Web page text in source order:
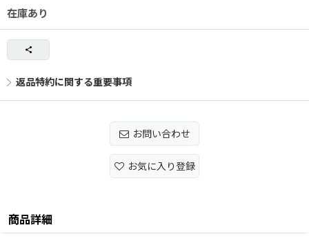
在庫あり
返品特約に関する重要事項
お問い合わせ
お気に入り登録
商品詳細